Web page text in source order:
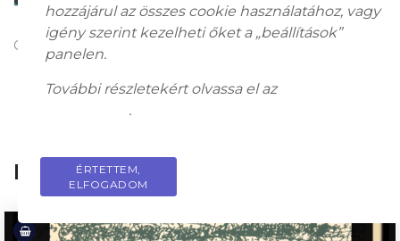
Category:Contemporary Hungarian Paintings
Related Products
hozzájárul az összes cookie használatához, vagy
igény szerint kezelheti őket a „beállítások”
panelen.
További részletekért olvassa el az
.
ÉRTETTEM,
ELFOGADOM